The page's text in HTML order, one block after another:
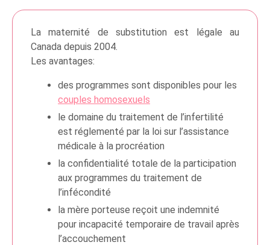
La maternité de substitution est légale au
Canada depuis 2004.
Les avantages:
des programmes sont disponibles pour les
couples homosexuels
le domaine du traitement de l’infertilité
est réglementé par la loi sur l’assistance
médicale à la procréation
la confidentialité totale de la participation
aux programmes du traitement de
l’infécondité
la mère porteuse reçoit une indemnité
pour incapacité temporaire de travail après
l’accouchement